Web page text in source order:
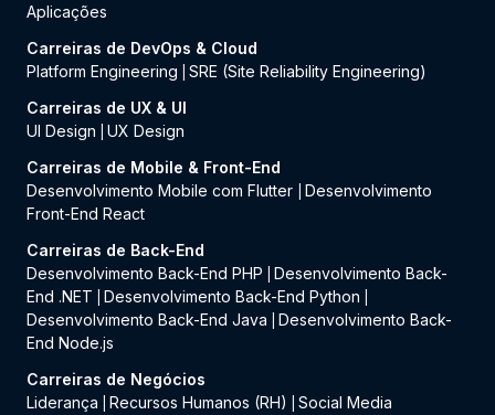
Aplicações
Carreiras de DevOps & Cloud
Platform Engineering
SRE (Site Reliability Engineering)
Carreiras de UX & UI
UI Design
UX Design
Carreiras de Mobile & Front-End
Desenvolvimento Mobile com Flutter
Desenvolvimento
Front-End React
Carreiras de Back-End
Desenvolvimento Back-End PHP
Desenvolvimento Back-
End .NET
Desenvolvimento Back-End Python
Desenvolvimento Back-End Java
Desenvolvimento Back-
End Node.js
Carreiras de Negócios
Liderança
Recursos Humanos (RH)
Social Media